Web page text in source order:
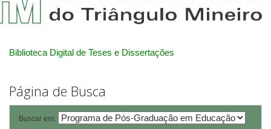
Biblioteca Digital de Teses e Dissertações
Página de Busca
Buscar em: